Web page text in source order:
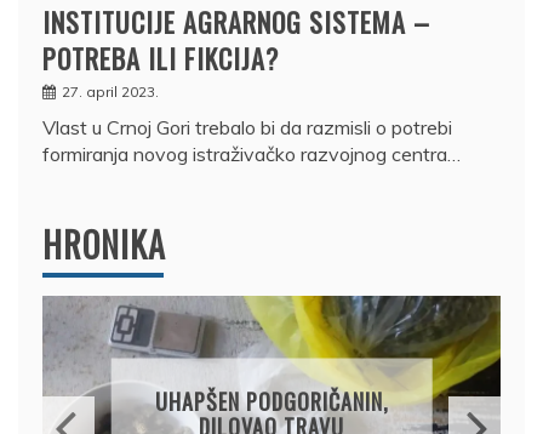
INSTITUCIJE AGRARNOG SISTEMA –
POTREBA ILI FIKCIJA?
27. april 2023.
Vlast u Crnoj Gori trebalo bi da razmisli o potrebi
formiranja novog istraživačko razvojnog centra…
HRONIKA
DRŽAVLJANIN RUSIJE
OSUMNJIČEN DA JE
PRODAO TUĐI BMW,